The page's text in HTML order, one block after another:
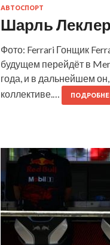
АВТОСПОРТ
Шарль
Фото: Ferrari Гонщик
будущем перейдёт в
года, и в дальнейшем
коллективе.…